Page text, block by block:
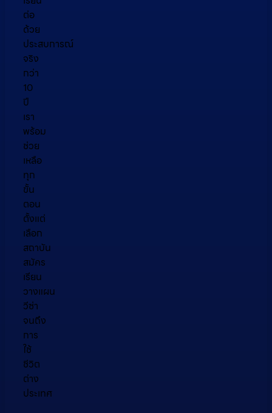
ต่อ
ด้วย
ประสบการณ์
จริง
กว่า
10
ปี
เรา
พร้อม
ช่วย
เหลือ
ทุก
ขั้น
ตอน
ตั้งแต่
เลือก
สถาบัน
สมัคร
เรียน
วางแผน
วีซ่า
จนถึง
การ
ใช้
ชีวิต
ต่าง
ประเทศ